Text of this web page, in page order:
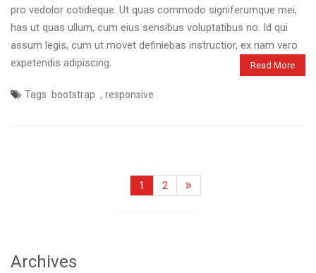
pro vedolor cotidieque. Ut quas commodo signiferumque mei,
has ut quas ullum, cum eius sensibus voluptatibus no. Id qui
assum legis, cum ut movet definiebas instructior, ex nam vero
expetendis adipiscing.
Read More
Tags bootstrap , responsive
1 2
Archives